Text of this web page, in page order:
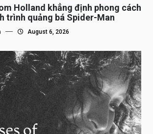
Holland khẳng định phong cách
trình quảng bá Spider-Man
August 6, 2026